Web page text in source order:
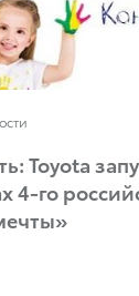
Toyota
4-го